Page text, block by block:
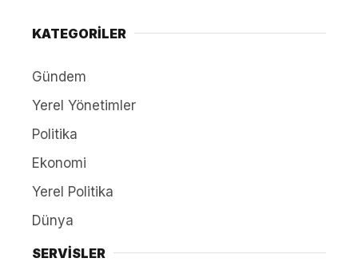
KATEGORİLER
Gündem
Yerel Yönetimler
Politika
Ekonomi
Yerel Politika
Dünya
SERVİSLER